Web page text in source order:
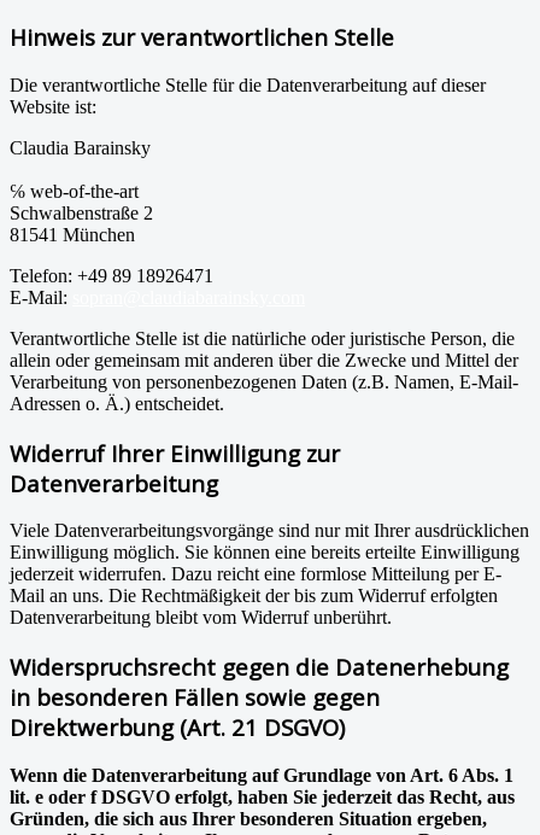
Hinweis zur verantwortlichen Stelle
Die verantwortliche Stelle für die Datenverarbeitung auf dieser
Website ist:
Claudia Barainsky
℅ web-of-the-art
Schwalbenstraße 2
81541 München
Telefon: +49 89 18926471
E-Mail:
Verantwortliche Stelle ist die natürliche oder juristische Person, die
allein oder gemeinsam mit anderen über die Zwecke und Mittel der
Verarbeitung von personenbezogenen Daten (z.B. Namen, E-Mail-
Adressen o. Ä.) entscheidet.
Widerruf Ihrer Einwilligung zur
Datenverarbeitung
Viele Datenverarbeitungsvorgänge sind nur mit Ihrer ausdrücklichen
Einwilligung möglich. Sie können eine bereits erteilte Einwilligung
jederzeit widerrufen. Dazu reicht eine formlose Mitteilung per E-
Mail an uns. Die Rechtmäßigkeit der bis zum Widerruf erfolgten
Datenverarbeitung bleibt vom Widerruf unberührt.
Widerspruchsrecht gegen die Datenerhebung
in besonderen Fällen sowie gegen
Direktwerbung (Art. 21 DSGVO)
Wenn die Datenverarbeitung auf Grundlage von Art. 6 Abs. 1
lit. e oder f DSGVO erfolgt, haben Sie jederzeit das Recht, aus
Gründen, die sich aus Ihrer besonderen Situation ergeben,